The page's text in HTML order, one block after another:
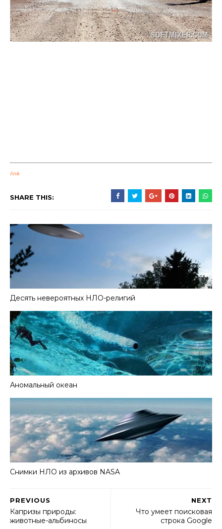
link
SHARE THIS:
Десять невероятных НЛО-религий
Аномальный океан
Снимки НЛО из архивов NASA
NEXT
Что умеет поисковая
строка Google
PREVIOUS
Капризы природы:
животные-альбиносы